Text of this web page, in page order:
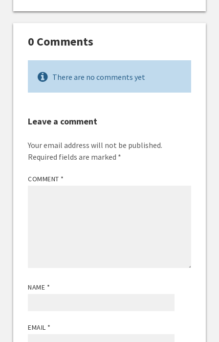
0 Comments
There are no comments yet
Leave a comment
Your email address will not be published.
Required fields are marked *
COMMENT *
NAME *
EMAIL *